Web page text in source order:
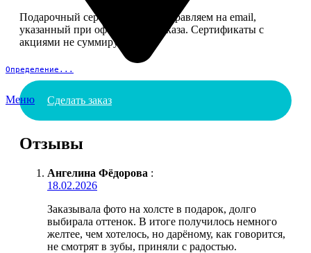
Определение...
Меню
Подарочный сертификат мы отправляем на email,
указанный при оформлении заказа. Сертификаты с
акциями не суммируются.
Сделать заказ
Отзывы
Ангелина Фёдорова :
18.02.2026
Заказывала фото на холсте в подарок, долго
выбирала оттенок. В итоге получилось немного
желтее, чем хотелось, но дарёному, как говорится,
не смотрят в зубы, приняли с радостью.